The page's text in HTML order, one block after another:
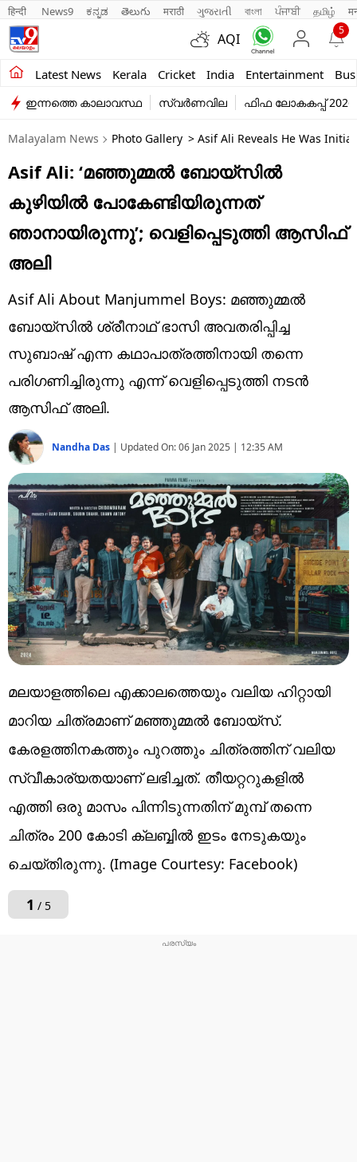
हिन्दी News9 ಕನ್ನಡ తెలుగు मराठी ગુજરાતી বাংলা ਪੰਜਾਬੀ தமிழ்
AQI
5
Latest News Kerala Cricket India Entertainment
Kerala
India
Entertainment
Business
Education
Sports
Lifestyle
world
Technology
Religion
Web Story
Photo
Short Videos
ഇന്നത്തെ കാലാവസ്ഥ സ്വർണവില ഫിഫ ലോകകപ്പ് 2026
Malayalam News Photo Gallery > Asif Ali Reveals He Was
Asif Ali: ‘മഞ്ഞുമ്മൽ ബോയ്സിൽ
കുഴിയിൽ പോകേണ്ടിയിരുന്നത്
ഞാനായിരുന്നു’; വെളിപ്പെടുത്തി ആസിഫ്
അലി
Asif Ali About Manjummel Boys: മഞ്ഞുമ്മൽ
ബോയ്സിൽ ശ്രീനാഥ് ഭാസി അവതരിപ്പിച്ച
സുബാഷ് എന്ന കഥാപാത്രത്തിനായി തന്നെ
പരിഗണിച്ചിരുന്നു എന്ന് വെളിപ്പെടുത്തി നടൻ
ആസിഫ് അലി.
Nandha Das | Updated On:06 Jan 2025 | 12:35 AM
മലയാളത്തിലെ എക്കാലത്തെയും വലിയ ഹിറ്റായി
മാറിയ ചിത്രമാണ് മഞ്ഞുമ്മൽ ബോയ്സ്.
കേരളത്തിനകത്തും പുറത്തും ചിത്രത്തിന് വലിയ
സ്വീകാര്യതയാണ് ലഭിച്ചത്. തീയറ്ററുകളിൽ
എത്തി ഒരു മാസം പിന്നിടുന്നതിന് മുമ്പ് തന്നെ
ചിത്രം 200 കോടി ക്ലബ്ബിൽ ഇടം നേടുകയും
ചെയ്തിരുന്നു. (Image Courtesy: Facebook)
1 / 5